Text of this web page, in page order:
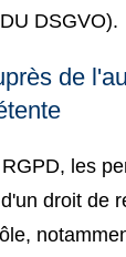
DSGVO).
de
les
droit de